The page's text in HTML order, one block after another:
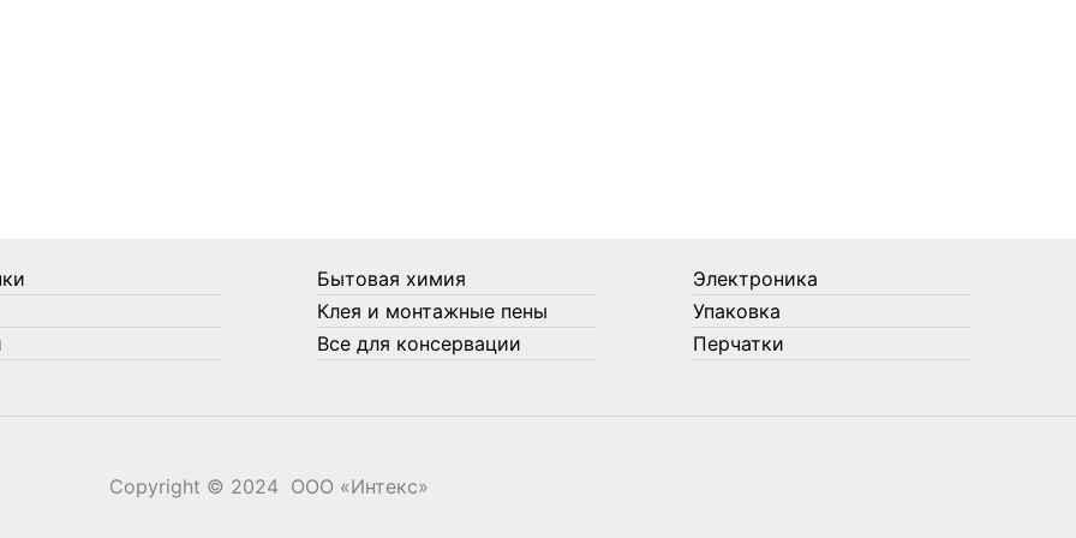
Бытовая химия
Клея и монтажные пены
Все для консервации
Электроника
Упаковка
Перчатки
Copyright © 2024 ООО «‎Интекс»‎